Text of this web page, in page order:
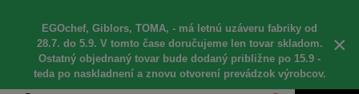
EGOchef, Giblors, TOMA, - má letnú uzáveru fabriky od
28.7. do 5.9. V tomto čase doručujeme len tovar skladom.
Ostatný objednaný tovar bude dodaný približne po 15.9 -
teda po naskladnení a znovu otvorení prevádzok výrobcov.
×